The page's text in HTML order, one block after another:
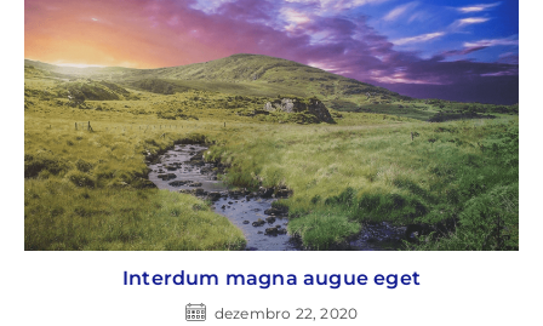
Interdum magna augue eget
dezembro 22, 2020